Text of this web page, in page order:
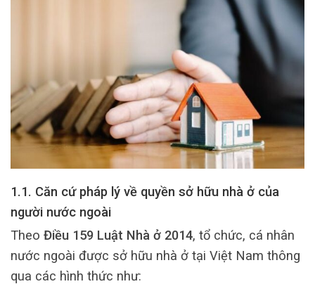
1.1. Căn cứ pháp lý về quyền sở hữu nhà ở của
người nước ngoài
Theo Điều 159 Luật Nhà ở 2014, tổ chức, cá nhân
nước ngoài được sở hữu nhà ở tại Việt Nam thông
qua các hình thức như: